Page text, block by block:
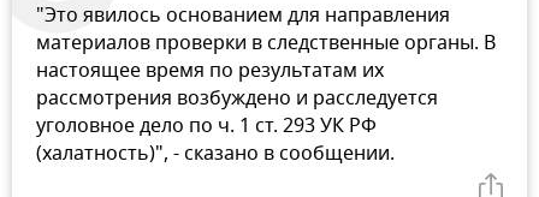
"Это явилось основанием для направления
материалов проверки в следственные органы. В
настоящее время по результатам их
рассмотрения возбуждено и расследуется
уголовное дело по ч. 1 ст. 293 УК РФ
(халатность)", - сказано в сообщении.